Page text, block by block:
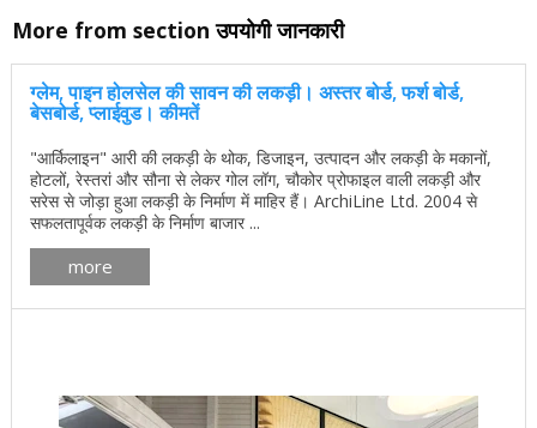
More from sectionउपयोगी जानकारी
ग्लेम, पाइन होलसेल की सावन की लकड़ी। अस्तर बोर्ड, फर्श बोर्ड,
बेसबोर्ड, प्लाईवुड। कीमतें
"आर्किलाइन" आरी की लकड़ी के थोक, डिजाइन, उत्पादन और लकड़ी के मकानों,
होटलों, रेस्तरां और सौना से लेकर गोल लॉग, चौकोर प्रोफाइल वाली लकड़ी और
सरेस से जोड़ा हुआ लकड़ी के निर्माण में माहिर हैं। ArchiLine Ltd. 2004 से
सफलतापूर्वक लकड़ी के निर्माण बाजार ...
more